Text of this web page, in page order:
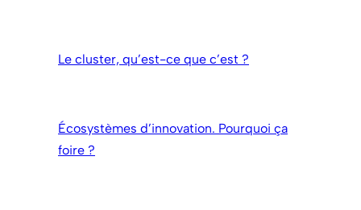
Le cluster, qu’est-ce que c’est ?
Écosystèmes d’innovation. Pourquoi ça
foire ?